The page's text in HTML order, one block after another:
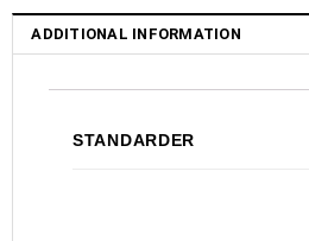
ADDITIONAL INFORMATION
STANDARDER